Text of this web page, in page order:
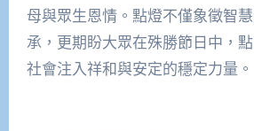
母與眾生恩情。點燈不僅象徵智
承，更期盼大眾在殊勝節日中，
社會注入祥和與安定的穩定力量。